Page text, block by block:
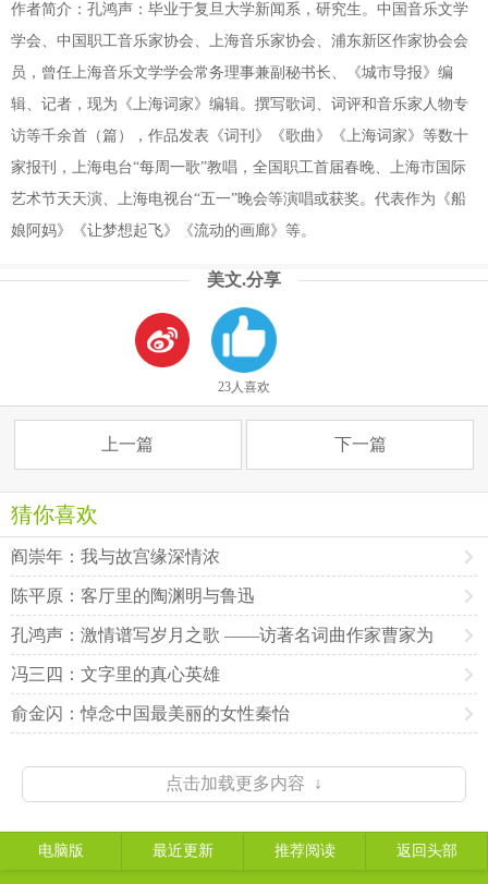
作者简介： 孔鸿声： 毕业于复旦大学新闻系 ， 研究生。中国音乐文学
学会、中国职工音乐家协会、上海音乐家协会、浦东新区作家协会会
员，曾任上海音乐文学学会常务理事兼副秘书长、《城市导报》编
辑、记者，现为《上海词家》编辑。 撰写歌词、词评和音乐家人物专
访等千余首（篇），作品发表《词刊》 《歌曲》《上海词家》等数十
家报刊
， 上海电台“每周一歌”教唱，全国职工首届春晚、上海市国际
艺术节天天演、上海电视台“五一”晚会等演唱或获奖。代表作为《船
娘阿妈》《让梦想起飞》《流动的画廊》等。
美文.分享
23人喜欢
上一篇 下一篇
猜你喜欢
阎崇年：我与故宫缘深情浓
陈平原：客厅里的陶渊明与鲁迅
孔鸿声：激情谱写岁月之歌 ——访著名词曲作家曹家为
冯三四：文字里的真心英雄
俞金闪：悼念中国最美丽的女性秦怡
点击加载更多内容 ↓
电脑版 最近更新 推荐阅读 返回头部